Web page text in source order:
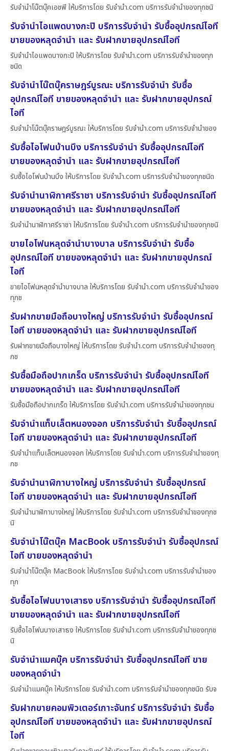
รับจำนำโน๊ตบุ๊คเอชพี ให้บริการโดย รับจํานํา.com บริการรับจำนำของทุกชนิ
รับจำนำไอแพดบางกะปิ บริการรับจำนำ รับซื้ออุปกรณ์ไอที
ขายของหลุดจำนำ และ รับฝากขายอุปกรณ์ไอที
รับจำนำไอแพดบางกะปิ ให้บริการโดย รับจํานํา.com บริการรับจำนำของทุก
ชนิด
รับจำนำโน๊ตบุ๊คราษฎร์บูรณะ บริการรับจำนำ รับซื้อ
อุปกรณ์ไอที ขายของหลุดจำนำ และ รับฝากขายอุปกรณ์
ไอที
รับจำนำโน๊ตบุ๊คราษฎร์บูรณะ ให้บริการโดย รับจํานํา.com บริการรับจำนำของ
รับซื้อไอโฟนบ้านบึง บริการรับจำนำ รับซื้ออุปกรณ์ไอที
ขายของหลุดจำนำ และ รับฝากขายอุปกรณ์ไอที
รับซื้อไอโฟนบ้านบึง ให้บริการโดย รับจํานํา.com บริการรับจำนำของทุกชนิด
รับจำนำนาฬิกาศรีราชา บริการรับจำนำ รับซื้ออุปกรณ์ไอที
ขายของหลุดจำนำ และ รับฝากขายอุปกรณ์ไอที
รับจำนำนาฬิกาศรีราชา ให้บริการโดย รับจํานํา.com บริการรับจำนำของทุกชนิ
ขายไอโฟนหลุดจำนำบางบาล บริการรับจำนำ รับซื้อ
อุปกรณ์ไอที ขายของหลุดจำนำ และ รับฝากขายอุปกรณ์
ไอที
ขายไอโฟนหลุดจำนำบางบาล ให้บริการโดย รับจํานํา.com บริการรับจำนำของ
ทุกช
รับฝากขายมือถือบางใหญ่ บริการรับจำนำ รับซื้ออุปกรณ์
ไอที ขายของหลุดจำนำ และ รับฝากขายอุปกรณ์ไอที
รับฝากขายมือถือบางใหญ่ ให้บริการโดย รับจํานํา.com บริการรับจำนำของทุ
กช
รับซื้อมือถือปากเกร็ด บริการรับจำนำ รับซื้ออุปกรณ์ไอที
ขายของหลุดจำนำ และ รับฝากขายอุปกรณ์ไอที
รับซื้อมือถือปากเกร็ด ให้บริการโดย รับจํานํา.com บริการรับจำนำของทุกชน
รับจำนำแท็บเล็ตหนองจอก บริการรับจำนำ รับซื้ออุปกรณ์
ไอที ขายของหลุดจำนำ และ รับฝากขายอุปกรณ์ไอที
รับจำนำแท็บเล็ตหนองจอก ให้บริการโดย รับจํานํา.com บริการรับจำนำของทุ
กช
รับจำนำนาฬิกาบางใหญ่ บริการรับจำนำ รับซื้ออุปกรณ์
ไอที ขายของหลุดจำนำ และ รับฝากขายอุปกรณ์ไอที
รับจำนำนาฬิกาบางใหญ่ ให้บริการโดย รับจํานํา.com บริการรับจำนำของทุกช
นิ
รับจำนำโน๊ตบุ๊ค MacBook บริการรับจำนำ รับซื้ออุปกรณ์
ไอที ขายของหลุดจำนำ
รับจำนำโน๊ตบุ๊ค MacBook ให้บริการโดย รับจํานํา.com บริการรับจำนำของ
ทุก
รับซื้อไอโฟนบางเสาธง บริการรับจำนำ รับซื้ออุปกรณ์ไอที
ขายของหลุดจำนำ และ รับฝากขายอุปกรณ์ไอที
รับซื้อไอโฟนบางเสาธง ให้บริการโดย รับจํานํา.com บริการรับจำนำของทุกช
นิ
รับจำนำแมคบุ๊ค บริการรับจำนำ รับซื้ออุปกรณ์ไอที ขาย
ของหลุดจำนำ
รับจำนำแมคบุ๊ค ให้บริการโดย รับจํานํา.com บริการรับจำนำของทุกชนิด รับจ
รับฝากขายคอมพิวเตอร์เกาะจันทร์ บริการรับจำนำ รับซื้อ
อุปกรณ์ไอที ขายของหลุดจำนำ และ รับฝากขายอุปกรณ์
ไอที